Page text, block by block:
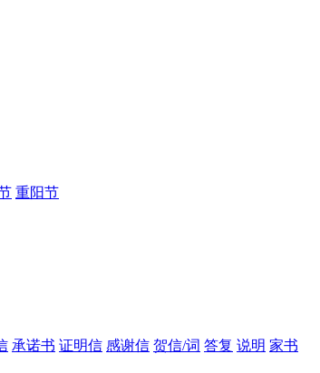
重阳节
承诺书 证明信 感谢信 贺信/词 答复 说明 家书